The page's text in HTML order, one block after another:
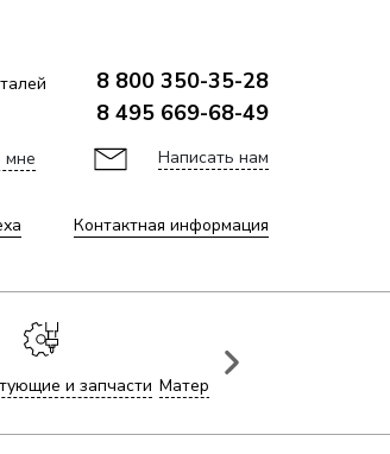
8 800 350-35-28
8 495 669-68-49
мне Написать нам
Контактная информация
и запчасти Материалы для лазерной